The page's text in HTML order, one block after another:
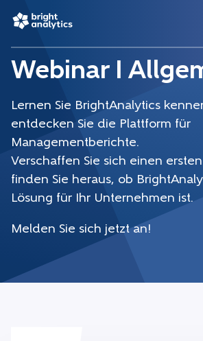
Webinar I
Lernen Sie BrightAnalytics
entdecken Sie die Plattform für
Managementberichte.
Verschaffen Sie sich einen
finden Sie heraus, ob
Lösung für Ihr Unternehmen ist.
Melden Sie sich jetzt an!